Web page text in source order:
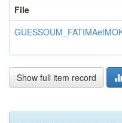
File
Show full item record